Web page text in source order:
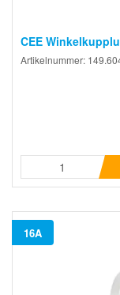
CEE
Artikelnummer:
16A